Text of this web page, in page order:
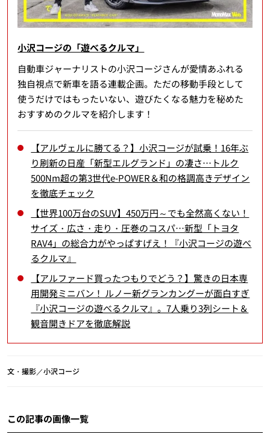
小沢コージの「遊べるクルマ」
自動車ジャーナリストの小沢コージさんが愛情あふれる
独自視点で新車を語る連載企画。ただの移動手段として
使うだけではもったいない、遊びたくなる魅力を秘めた
おすすめのクルマを紹介します！
【アルヴェルに勝てる？】小沢コージが試乗！16年ぶ
り刷新の日産「新型エルグランド」の凄さ…トルク
500Nm超の第3世代e-POWER＆和の格調高きデザイン
を徹底チェック
【世界100万台のSUV】450万円～でも全然高くない！
サイズ・広さ・走り・圧巻のコスパ…新型「トヨタ
RAV4」の総合力がやっぱすげえ！『小沢コージの遊べ
るクルマ』
【アルファード買ったつもりでどう？】驚きの日本専
用開発ミニバン！ ルノー新グランカングーが面白すぎ
『小沢コージの遊べるクルマ』。7人乗り3列シート＆
観音開きドアを徹底解説
文・撮影／小沢コージ
この記事の画像一覧